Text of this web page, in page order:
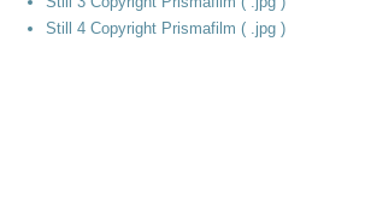
Still 4 Copyright Prismafilm ( .jpg )